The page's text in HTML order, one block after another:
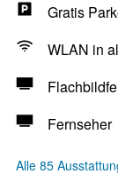
Gratis
WLAN in
Fernseher
Alle 85